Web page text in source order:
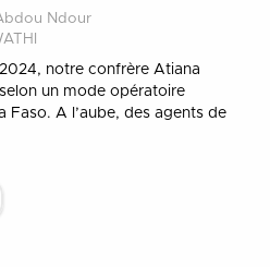
Ndour
notre confrère Atiana
un mode opératoire
Faso. A l’aube, des agents de